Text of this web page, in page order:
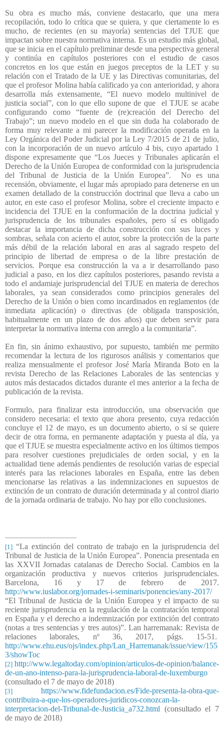
Su obra es mucho más, conviene destacarlo, que una mera
recopilación, todo lo crítica que se quiera, y que ciertamente lo es
mucho, de recientes (en su mayoría) sentencias del TJUE que
impactan sobre nuestra normativa interna. Es un estudio más global,
que se inicia en el capítulo preliminar desde una perspectiva general
y continúa en capítulos posteriores con el estudio de casos
concretos en los que están en juegos preceptos de la LET y su
relación con el Tratado de la UE y las Directivas comunitarias, del
que el profesor Molina había calificado ya con anterioridad, y ahora
desarrolla más extensamente, “El nuevo modelo multinivel de
justicia social”, con lo que ello supone de que
el TJUE se acabe
configurando como “fuente de (re)creación del Derecho del
Trabajo”; un nuevo modelo en el que sin duda ha colaborado de
forma muy relevante a mi parecer la modificación operada en la
Ley Orgánica del Poder Judicial por la Ley 7/2015 de 21 de julio,
con la incorporación de un nuevo artículo 4 bis, cuyo apartado 1
dispone expresamente que “Los Jueces y Tribunales aplicarán el
Derecho de la Unión Europea de conformidad con la jurisprudencia
del Tribunal de Justicia de la Unión Europea”.
No es una
recensión, obviamente, el lugar más apropiado para detenerse en un
examen detallado de la construcción doctrinal que lleva a cabo un
autor, en este caso el profesor Molina, sobre el creciente impacto e
incidencia del TJUE en la conformación de la doctrina judicial y
jurisprudencia de los tribunales españoles, pero sí es obligado
destacar la importancia de dicha construcción con sus luces y
sombras, señala con acierto el autor, sobre la protección de la parte
más débil de la relación laboral en aras al sagrado respeto del
principio de libertad de empresa o de la libre prestación de
servicios. Porque esa construcción la va a ir desarrollando paso
judicial a paso, en los diez capítulos posteriores, pasando revista a
todo el andamiaje jurisprudencial del TJUE en materia de derechos
laborales, ya sean considerados como principios generales del
Derecho de la Unión o bien como incardinados en reglamentos (de
inmediata aplicación) o directivas (de obligada transposición,
habitualmente en un plazo de dos años) que deben servir para
interpretar la normativa interna con arreglo a la comunitaria”.
En fin, sin ánimo exhaustivo, por supuesto, también me permito
recomendar la lectura de los rigurosos análisis y comentarios que
realiza mensualmente el profesor José María Miranda Boto en la
revista Derecho de las Relaciones Laborales de las sentencias y
autos más destacados dictados durante el mes anterior a la fecha de
publicación de la revista.
Formulo, para finalizar esta introducción, una observación que
considero necesaria: el texto que ahora presento, cuya redacción
concluye el 12 de mayo, es un documento abierto, o si se quiere
decir de otra forma, en permanente adaptación y puesta al día, ya
que el TJUE se muestra especialmente activo en los últimos tiempos
para resolver cuestiones prejudiciales de orden social, y en la
actualidad tiene además pendientes de resolución varias de especial
interés para las relaciones laborales en España, entre las deben
mencionarse las relativas a las indemnizaciones en supuestos de
extinción de un contrato de duración determinada y al control diario
de la jornada ordinaria de trabajo. No hay por ello conclusiones.
[1] “La extinción del contrato de trabajo en la jurisprudencia del
Tribunal de Justicia de la Unión Europea”. Ponencia presentada en
las XXVII Jornadas catalanas de Derecho Social. Cambios en la
organización productiva y nuevos criterios jurisprudenciales.
Barcelona, 16 y 17 de febrero de 2017.
http://www.iuslabor.org/jornades-i-seminaris/ponencies/any-2017/
“El Tribunal de Justicia de la Unión Europea y el impacto de su
reciente jurisprudencia en la regulación de la contratación temporal
en España y el derecho a indemnización por extinción del contrato
(notas a tres sentencias y tres autos)”. Lan harremanak: Revista de
relaciones laborales, nº 36, 2017, págs. 15-51.
http://www.ehu.eus/ojs/index.php/Lan_Harremanak/issue/view/155
3/showToc
[2] http://www.legaltoday.com/opinion/articulos-de-opinion/balance-
de-un-ano-intenso-para-la-jurisprudencia-laboral-de-luxemburgo
(consultado el 7 de mayo de 2018)
[3]
https://www.fidefundacion.es/Fide-presenta-la-obra-que-
contribuira-a-que-los-operadores-juridicos-conozcan-la-
interpretacion-del-Tribunal-de-Justicia_a732.html (consultado el 7
de mayo de 2018)